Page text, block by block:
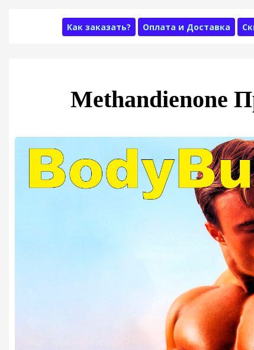
Как заказать? Оплата и Доставка
Methandienone